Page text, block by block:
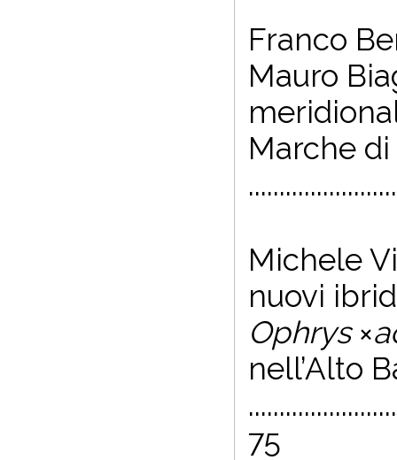
Franco
Mauro
Marche di
Michele
nuovi
Ophrys ×
nell’Alto
75